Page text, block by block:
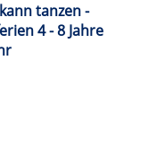
tanzen -
4 - 8 Jahre